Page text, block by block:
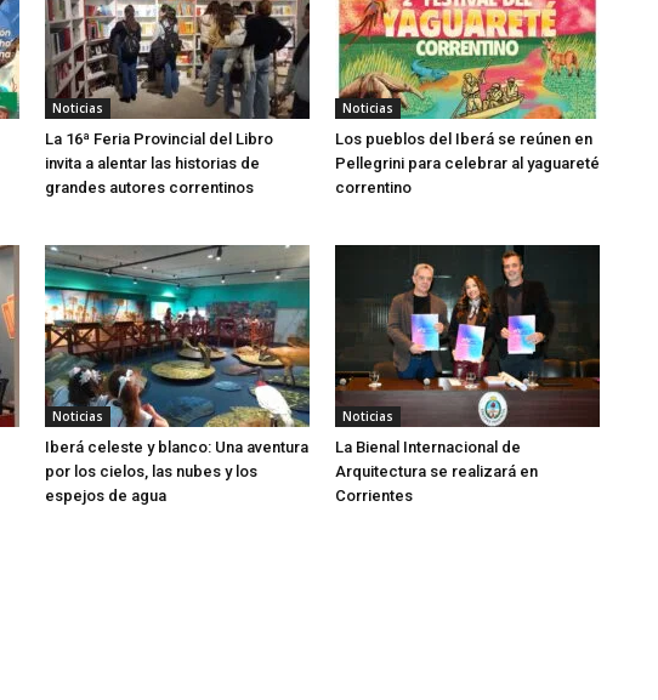
Noticias
La 16ª Feria Provincial del Libro
invita a alentar las historias de
grandes autores correntinos
Noticias
Los pueblos del Iberá se reúnen en
Pellegrini para celebrar al yaguareté
correntino
Noticias
Iberá celeste y blanco: Una aventura
por los cielos, las nubes y los
espejos de agua
Noticias
La Bienal Internacional de
Arquitectura se realizará en
Corrientes